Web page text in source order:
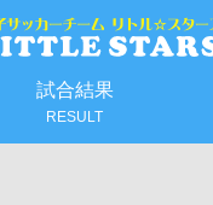
試合結果
RESULT